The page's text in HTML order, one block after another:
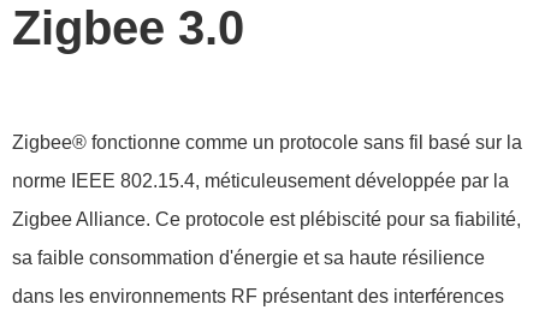
Arabic
Indonesian
Zigbee 3.0
Zigbee® fonctionne comme un protocole sans fil basé sur la
norme IEEE 802.15.4, méticuleusement développée par la
Zigbee Alliance. Ce protocole est plébiscité pour sa fiabilité,
sa faible consommation d'énergie et sa haute résilience
dans les environnements RF présentant des interférences